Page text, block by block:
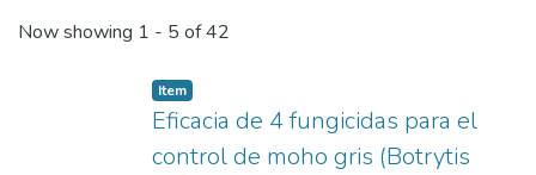
Recent Submissions
Now showing 1 - 5 of 42
Item
Eficacia de 4 fungicidas para el
control de moho gris (Botrytis